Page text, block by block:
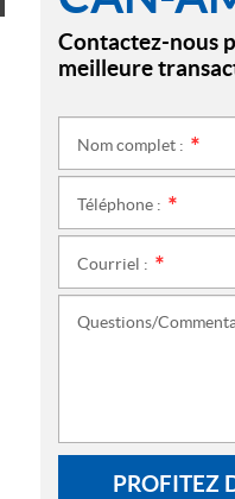
Contactez-nous
meilleure
Nom complet :
Téléphone :
Courriel :
Questions/
PROFITEZ